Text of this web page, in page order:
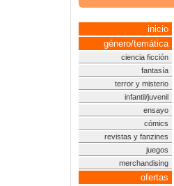
inicio
género/temática
ciencia ficción
fantasía
terror y misterio
infantil/juvenil
ensayo
cómics
revistas y fanzines
juegos
merchandising
ofertas